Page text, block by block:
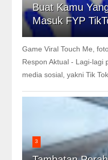
Buat Kamu
Masuk FYP
Game Viral Touch Me,
Respon Aktual - Lagi-lagi
media sosial, yakni Tik Tok
3